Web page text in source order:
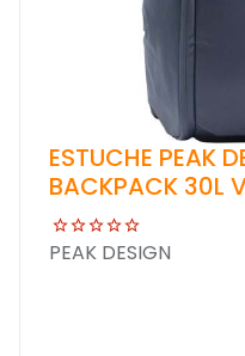
ESTUCHE PEAK
BACKPACK 30L
PEAK DESIGN